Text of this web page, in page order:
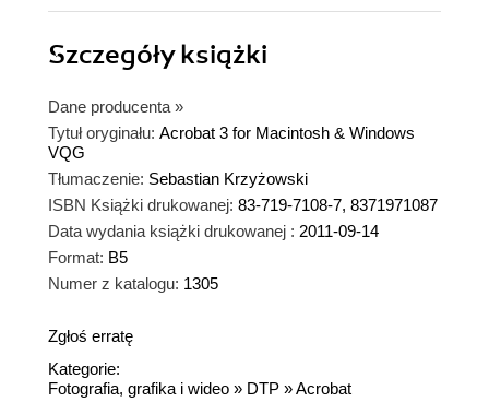
Szczegółyksiążki
Dane producenta »
Tytuł oryginału: Acrobat 3 for Macintosh & Windows
VQG
Tłumaczenie: Sebastian Krzyżowski
ISBN Książki drukowanej: 83-719-7108-7, 8371971087
Data wydania książki drukowanej : 2011-09-14
Format: B5
Numer z katalogu: 1305
Zgłoś erratę
Kategorie:
Fotografia, grafika i wideo » DTP »Acrobat